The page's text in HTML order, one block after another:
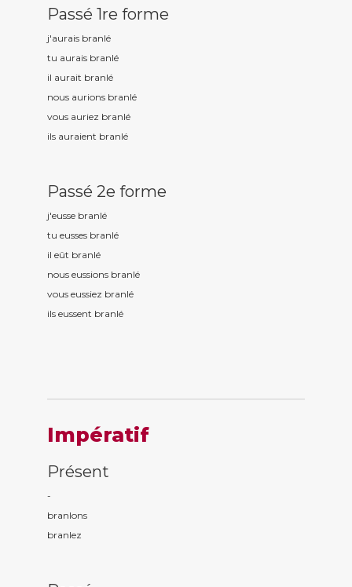
Passé 1re forme
j'aurais branlé
tu aurais branlé
il aurait branlé
nous aurions branlé
vous auriez branlé
ils auraient branlé
Passé 2e forme
j'eusse branlé
tu eusses branlé
il eût branlé
nous eussions branlé
vous eussiez branlé
ils eussent branlé
Impératif
Présent
-
branlons
branlez